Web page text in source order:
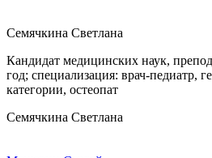
Семячкина Светлана
Кандидат медицинских наук,
год; специализация: врач-педиатр,
категории, остеопат
Семячкина Светлана